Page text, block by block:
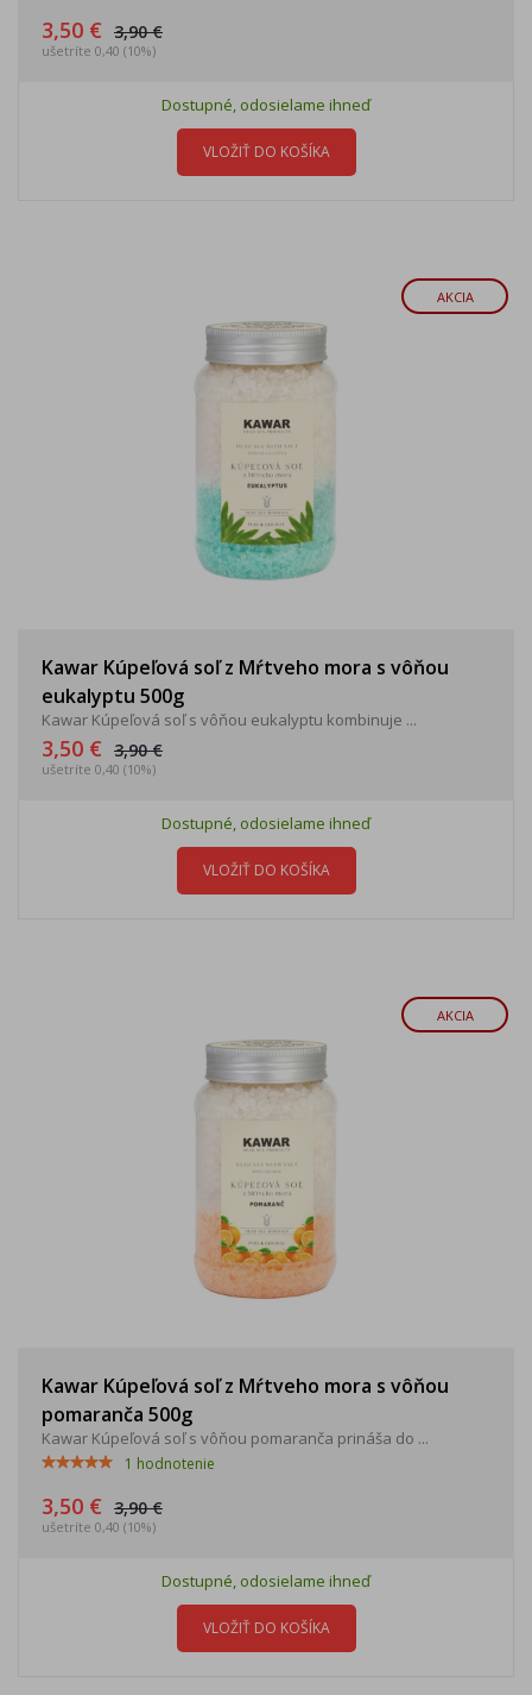
3,50 € 3,90 €
ušetríte 0,40 (10%)
Dostupné, odosielame ihneď
VLOŽIŤ DO KOŠÍKA
AKCIA
Kawar Kúpeľová soľ z Mŕtveho mora s vôňou
eukalyptu 500g
Kawar Kúpeľová soľ s vôňou eukalyptu kombinuje ...
3,50 € 3,90 €
ušetríte 0,40 (10%)
Dostupné, odosielame ihneď
VLOŽIŤ DO KOŠÍKA
AKCIA
Kawar Kúpeľová soľ z Mŕtveho mora s vôňou
pomaranča 500g
Kawar Kúpeľová soľ s vôňou pomaranča prináša do ...
1 hodnotenie
3,50 € 3,90 €
ušetríte 0,40 (10%)
Dostupné, odosielame ihneď
VLOŽIŤ DO KOŠÍKA